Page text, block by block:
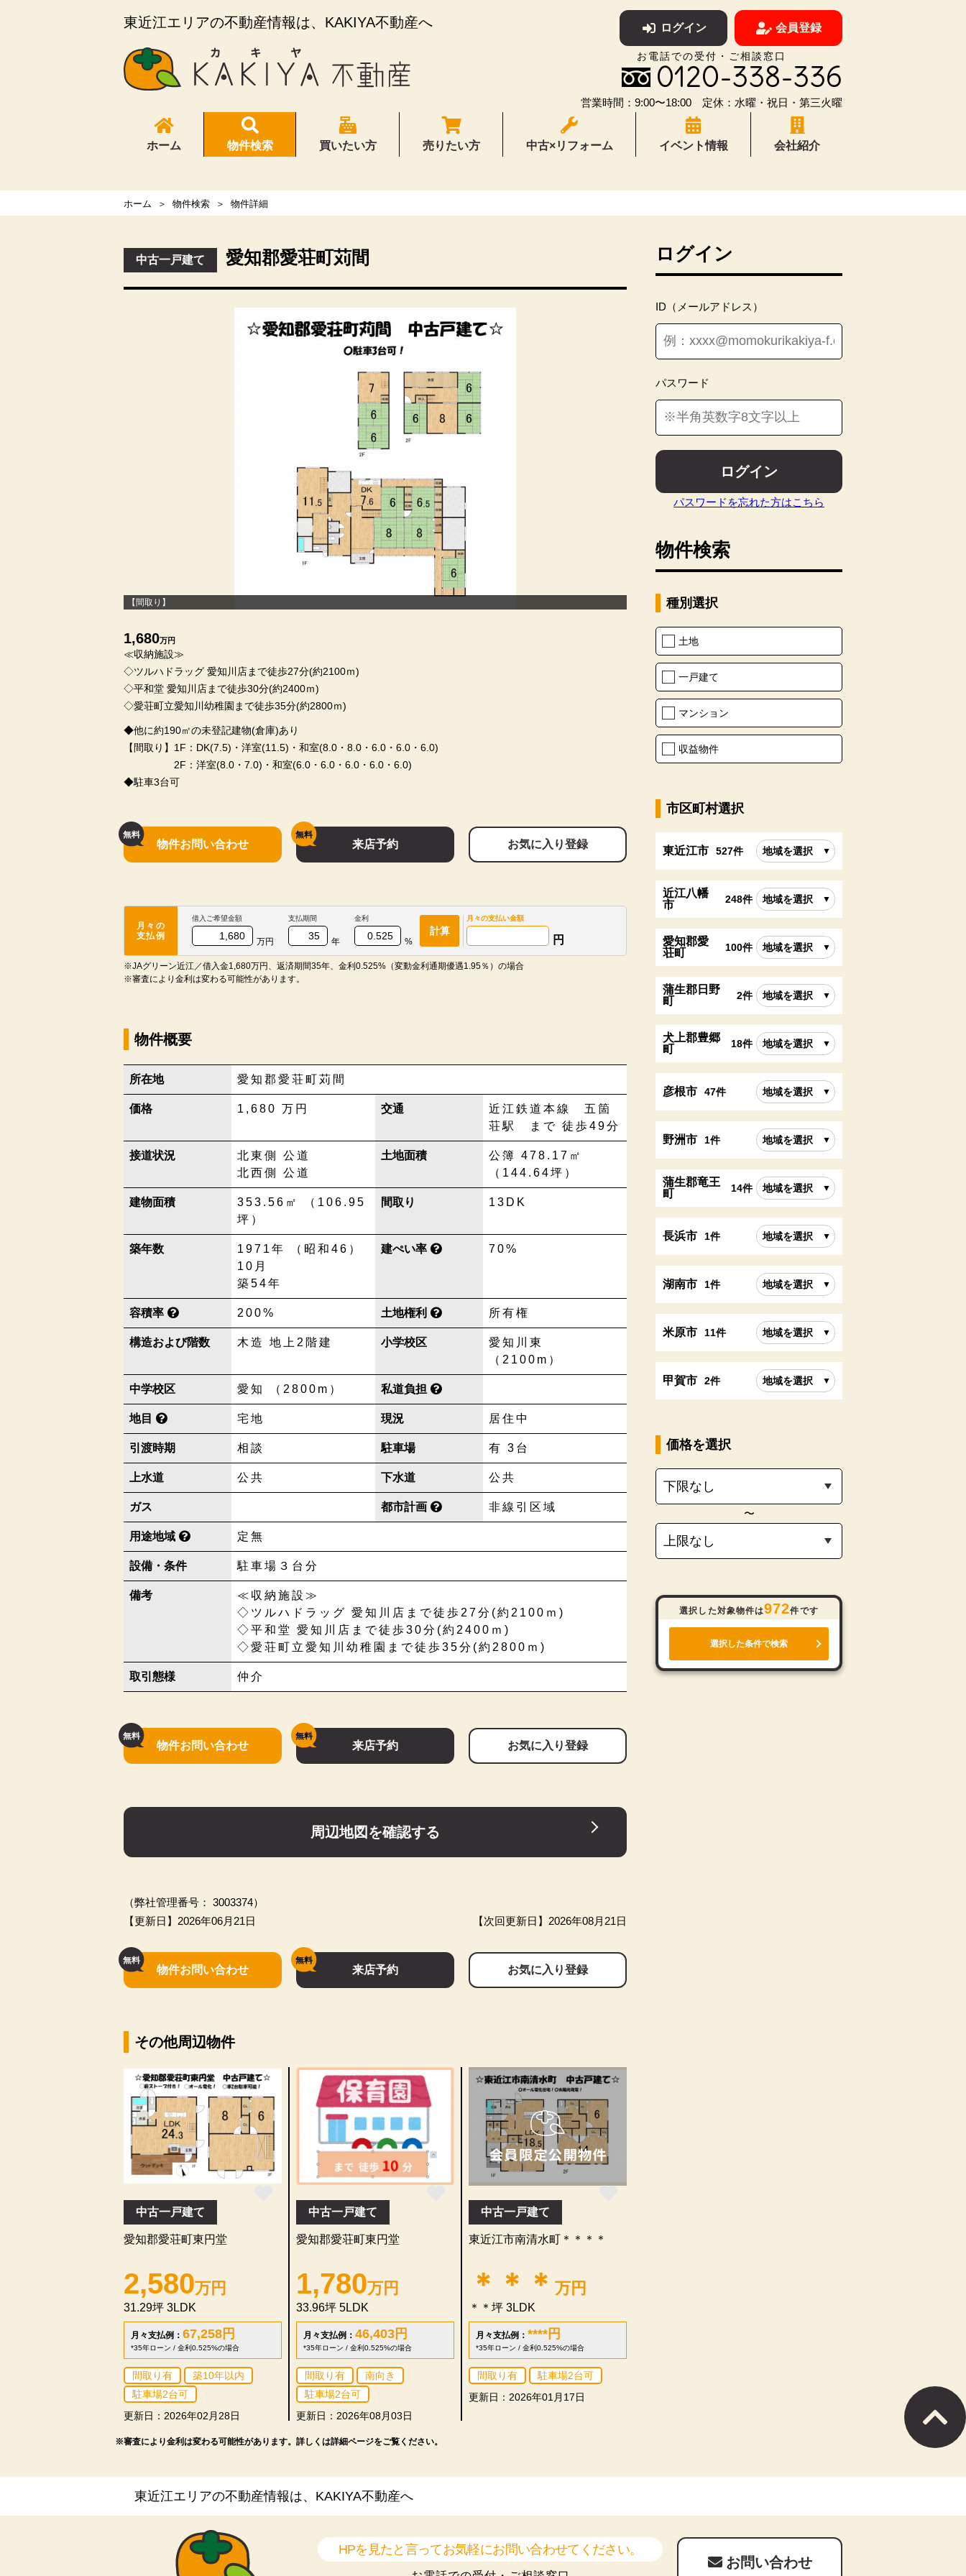
東近江エリアの不動産情報は、KAKIYA不動産へ 会員登録
ログイン
お電話での受付・ご相談窓口
0120-338-336
営業時間：9:00〜18:00 定休：水曜・祝日・第三火曜
ホーム 物件検索 買いたい方 売りたい方 中古×リフォーム イベント情報 会社紹介
ホーム 物件検索 物件詳細
中古一戸建て 愛知郡愛荘町苅間
【間取り】
1,680万円
≪収納施設≫
◇ツルハドラッグ 愛知川店まで徒歩27分(約2100ｍ)
◇平和堂 愛知川店まで徒歩30分(約2400ｍ)
◇愛荘町立愛知川幼稚園まで徒歩35分(約2800ｍ)
◆他に約190㎡の未登記建物(倉庫)あり
【間取り】1F：DK(7.5)・洋室(11.5)・和室(8.0・8.0・6.0・6.0・6.0)
2F：洋室(8.0・7.0)・和室(6.0・6.0・6.0・6.0・6.0)
◆駐車3台可
物件お問い合わせ 来店予約 お気に入り登録
月々の
支払例
借入ご希望金額
万円
支払期間
年
金利
%
計算
月々の支払い金額
円
※JAグリーン近江／借入金1,680万円、返済期間35年、金利0.525%（変動金利通期優遇1.95％）の場合
※審査により金利は変わる可能性があります。
物件概要
所在地 愛知郡愛荘町苅間
価格 1,680 万円 交通
近江鉄道本線 五箇
荘駅 まで 徒歩49分
接道状況
北東側 公道
北西側 公道
土地面積
公簿 478.17㎡
（144.64坪）
建物面積
353.56㎡ （106.95
坪）
間取り 13DK
築年数
1971年 （昭和46）
10月
築54年
建ぺい率 70%
容積率 200% 土地権利 所有権
構造および階数 木造 地上2階建 小学校区
愛知川東
（2100m）
中学校区 愛知 （2800m） 私道負担
地目 宅地 現況 居住中
引渡時期 相談 駐車場 有 3台
上水道 公共 下水道 公共
ガス 都市計画 非線引区域
用途地域 定無
設備・条件 駐車場３台分
備考
≪収納施設≫
◇ツルハドラッグ 愛知川店まで徒歩27分(約2100ｍ)
◇平和堂 愛知川店まで徒歩30分(約2400ｍ)
◇愛荘町立愛知川幼稚園まで徒歩35分(約2800ｍ)
取引態様 仲介
物件お問い合わせ 来店予約 お気に入り登録
周辺地図を確認する
（弊社管理番号： 3003374）
【更新日】2026年06月21日
【次回更新日】2026年08月21日
物件お問い合わせ 来店予約 お気に入り登録
その他周辺物件
中古一戸建て
愛知郡愛荘町東円堂
2,580万円
31.29坪 3LDK
月々支払例： 67,258 円
*35年ローン / 金利0.525%の場合
間取り有
築10年以内
駐車場2台可
更新日：2026年02月28日
中古一戸建て
愛知郡愛荘町東円堂
1,780万円
33.96坪 5LDK
月々支払例： 46,403 円
*35年ローン / 金利0.525%の場合
間取り有
南向き
駐車場2台可
更新日：2026年08月03日
中古一戸建て
東近江市南清水町＊＊＊＊
＊＊＊ 万円
＊＊坪 3LDK
月々支払例： **** 円
*35年ローン / 金利0.525%の場合
間取り有
駐車場2台可
更新日：2026年01月17日
※審査により金利は変わる可能性があります。 詳しくは詳細ページをご覧ください。
ログイン
ID（メールアドレス）
パスワード
ログイン
パスワードを忘れた方はこちら
物件検索
種別選択
土地
一戸建て
マンション
収益物件
市区町村選択
東近江市 527件 地域を選択
近江八幡
市
248件 地域を選択
愛知郡愛
荘町
100件 地域を選択
蒲生郡日野
町
2件 地域を選択
犬上郡豊郷
町
18件 地域を選択
彦根市 47件 地域を選択
野洲市 1件 地域を選択
蒲生郡竜王
町
14件 地域を選択
長浜市 1件 地域を選択
湖南市 1件 地域を選択
米原市 11件 地域を選択
甲賀市 2件 地域を選択
価格を選択
〜
選択した対象物件は972件です
選択した条件で検索
東近江エリアの不動産情報は、KAKIYA不動産へ
HPを見たと言ってお気軽にお問い合わせてください。
お問い合わせ